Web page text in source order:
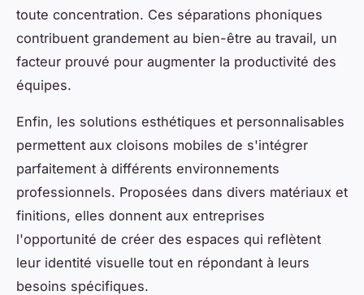
toute concentration. Ces séparations phoniques
contribuent grandement au bien-être au travail, un
facteur prouvé pour augmenter la productivité des
équipes.
Enfin, les solutions esthétiques et personnalisables
permettent aux cloisons mobiles de s'intégrer
parfaitement à différents environnements
professionnels. Proposées dans divers matériaux et
finitions, elles donnent aux entreprises
l'opportunité de créer des espaces qui reflètent
leur identité visuelle tout en répondant à leurs
besoins spécifiques.